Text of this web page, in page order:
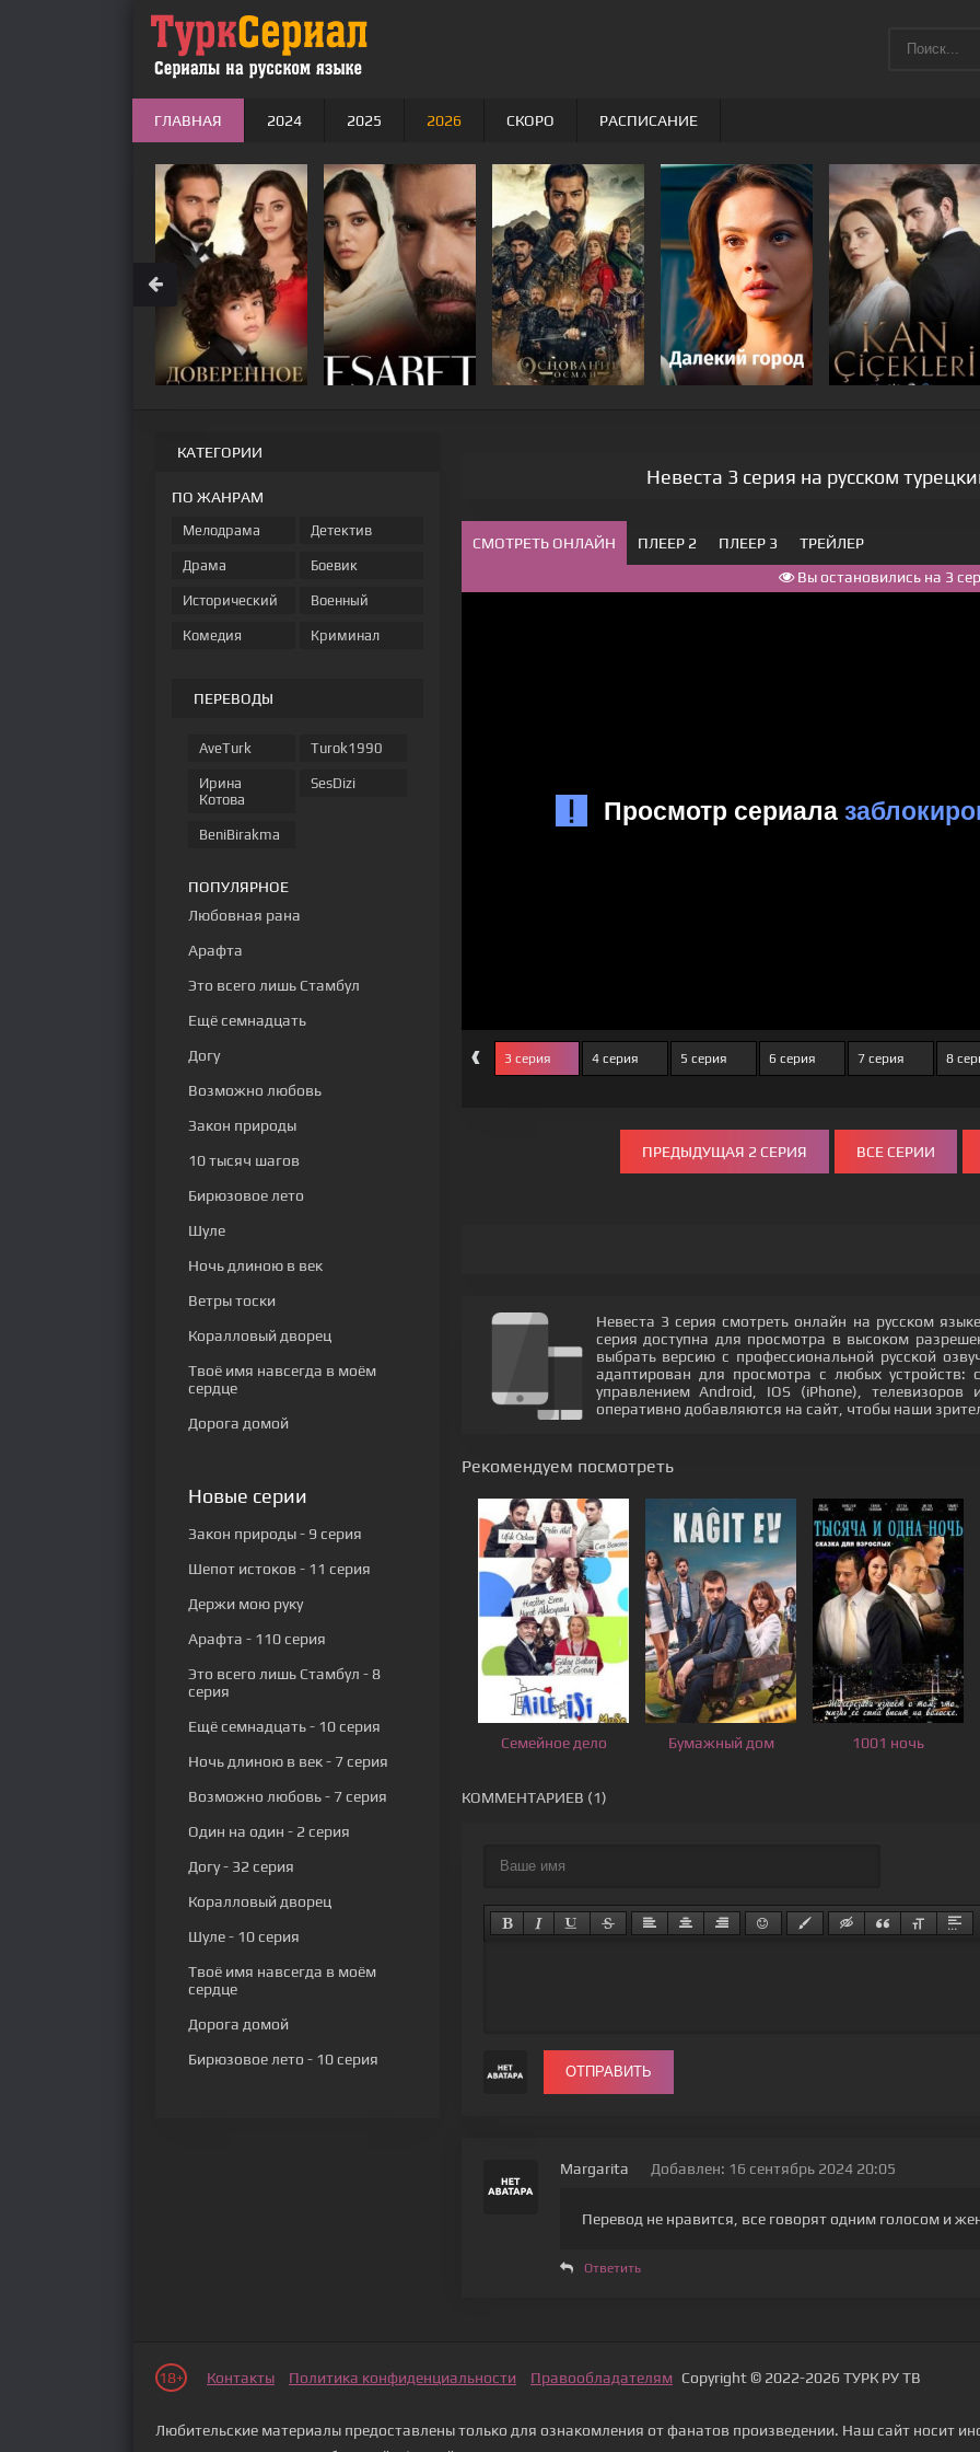
Невеста 3 серия на русском
СМОТРЕТЬ ОНЛАЙН ПЛЕЕР 2 ПЛЕЕР 3
ТРЕЙЛЕР
Вы остановились на 3
‹ 3 серия 4 серия 5 серия 6 серия 7 серия 8
ПРЕДЫДУЩАЯ 2 СЕРИЯ ВСЕ СЕРИИ
Невеста 3 серия смотреть онлайн на русском
серия доступна для просмотра в высоком
выбрать версию с профессиональной русской
адаптирован для просмотра с любых
управлением Android, IOS (iPhone),
оперативно добавляются на сайт, чтобы наши
Рекомендуем посмотреть
Семейное дело Бумажный дом 1001 ночь
КОММЕНТАРИЕВ (1)
ОТПРАВИТЬ
Margarita Добавлен: 16 сентябрь 2024 20:05
Перевод не нравится, все говорят одним голосом и
Ответить
КАТЕГОРИИ
ПО ЖАНРАМ
Мелодрама
Драма
Исторический
Комедия
Детектив
Боевик
Военный
Криминал
ПЕРЕВОДЫ
AveTurk
Ирина
Котова
BeniBirakma
Turok1990
SesDizi
ПОПУЛЯРНОЕ
Любовная рана
Арафта
Это всего лишь Стамбул
Ещё семнадцать
Догу
Возможно любовь
Закон природы
10 тысяч шагов
Бирюзовое лето
Шуле
Ночь длиною в век
Ветры тоски
Коралловый дворец
Твоё имя навсегда в моём
сердце
Дорога домой
Новые серии
Закон природы- 9 серия
Шепот истоков - 11 серия
Держи мою руку
Арафта - 110 серия
Это всего лишь Стамбул - 8
серия
Ещё семнадцать- 10 серия
Ночь длиною в век- 7 серия
Возможно любовь- 7 серия
Один на один - 2 серия
Догу- 32 серия
Коралловый дворец
Шуле- 10 серия
Твоё имя навсегда в моём
сердце
Дорога домой
Бирюзовое лето - 10 серия
ГЛАВНАЯ 2024 2025 2026 СКОРО РАСПИСАНИЕ
18+ Контакты Политика конфиденциальности Правообладателям Copyright © 2022-2026 ТУРК РУ ТВ
Любительские материалы предоставлены только для ознакомления от фанатов произведении. Наш сайт носит